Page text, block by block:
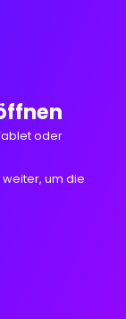
oder
um die